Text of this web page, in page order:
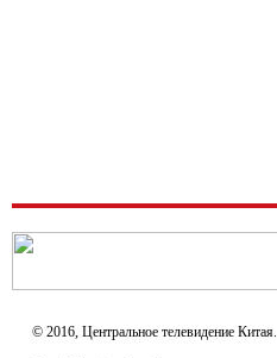
© 2016, Центральное телевидение Китая.